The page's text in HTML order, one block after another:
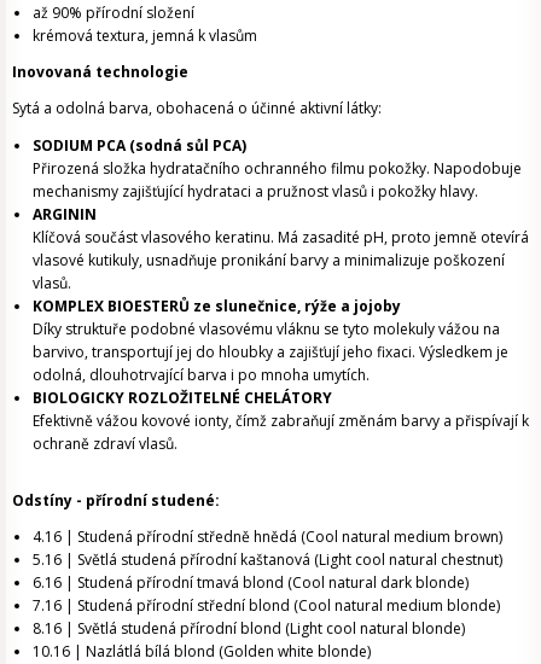
až 90% přírodní složení
krémová textura, jemná k vlasům
Inovovaná technologie
Sytá a odolná barva, obohacená o účinné aktivní látky:
SODIUM PCA (sodná sůl PCA)
Přirozená složka hydratačního ochranného filmu pokožky. Napodobuje
mechanismy zajišťující hydrataci a pružnost vlasů i pokožky hlavy.
ARGININ
Klíčová součást vlasového keratinu. Má zasadité pH, proto jemně otevírá
vlasové kutikuly, usnadňuje pronikání barvy a minimalizuje poškození
vlasů.
KOMPLEX BIOESTERŮ ze slunečnice, rýže a jojoby
Díky struktuře podobné vlasovému vláknu se tyto molekuly vážou na
barvivo, transportují jej do hloubky a zajišťují jeho fixaci. Výsledkem je
odolná, dlouhotrvající barva i po mnoha umytích.
BIOLOGICKY ROZLOŽITELNÉ CHELÁTORY
Efektivně vážou kovové ionty, čímž zabraňují změnám barvy a přispívají k
ochraně zdraví vlasů.
Odstíny - přírodní studené:
4.16 | Studená přírodní středně hnědá (Cool natural medium brown)
5.16 | Světlá studená přírodní kaštanová (Light cool natural chestnut)
6.16 | Studená přírodní tmavá blond (Cool natural dark blonde)
7.16 | Studená přírodní střední blond (Cool natural medium blonde)
8.16 | Světlá studená přírodní blond (Light cool natural blonde)
10.16 | Nazlátlá bílá blond (Golden white blonde)